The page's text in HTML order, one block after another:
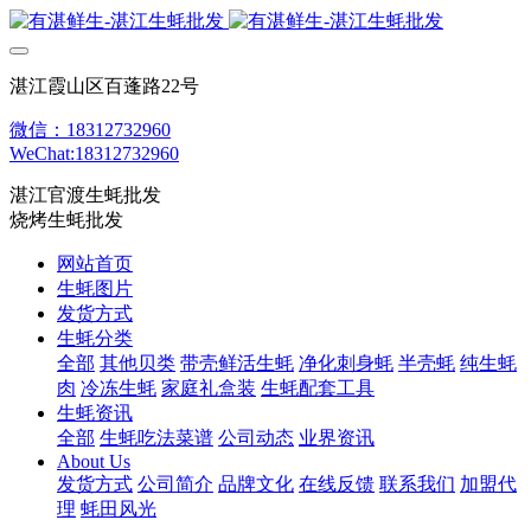
湛江霞山区百蓬路22号
微信：18312732960
WeChat:18312732960
湛江官渡生蚝批发
烧烤生蚝批发
网站首页
生蚝图片
发货方式
生蚝分类
全部 其他贝类 带壳鲜活生蚝 净化刺身蚝 半壳蚝 纯生蚝
肉 冷冻生蚝 家庭礼盒装 生蚝配套工具
生蚝资讯
全部 生蚝吃法菜谱 公司动态 业界资讯
About Us
发货方式 公司简介 品牌文化 在线反馈 联系我们 加盟代
理 蚝田风光